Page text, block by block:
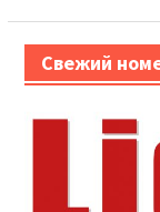
Свежий